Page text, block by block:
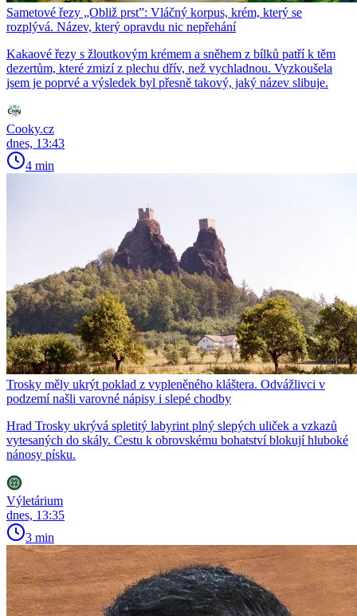
Sametové řezy „Obliž prst”: Vláčný korpus, krém, který se
rozplývá. Název, který opravdu nic nepřehání
Kakaové řezy s žloutkovým krémem a sněhem z bílků patří k těm
dezertům, které zmizí z plechu dřív, než vychladnou. Vyzkoušela
jsem je poprvé a výsledek byl přesně takový, jaký název slibuje.
Cooky.cz
dnes, 13:43
4 min
Trosky měly ukrýt poklad z vypleněného kláštera. Odvážlivci v
podzemí našli varovné nápisy i slepé chodby
Hrad Trosky ukrývá spletitý labyrint plný slepých uliček a vzkazů
vytesaných do skály. Cestu k obrovskému bohatství blokují hluboké
nánosy písku.
Výletárium
dnes, 13:35
3 min